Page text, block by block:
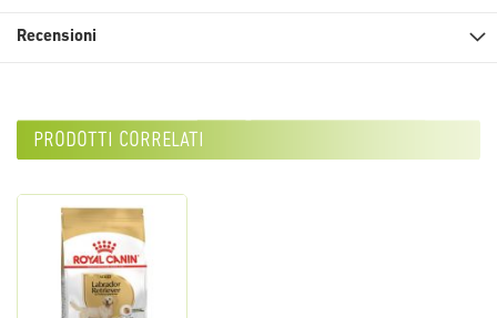
Recensioni
prodotti correlati